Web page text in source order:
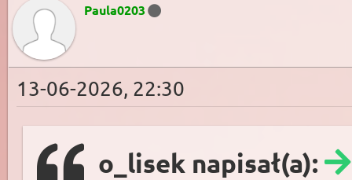
Paula0203
13-06-2026, 22:30
o_lisek napisał(a):